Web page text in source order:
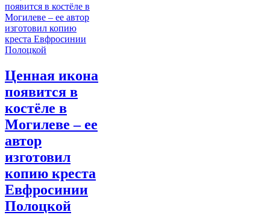
Ценная икона
появится в
костёле в
Могилеве – ее
автор
изготовил
копию креста
Евфросинии
Полоцкой